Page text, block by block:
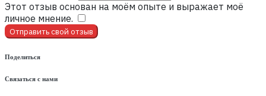
Этот отзыв основан на моём опыте и выражает моё
личное мнение.
Отправить свой отзыв
Поделиться
Связаться с нами